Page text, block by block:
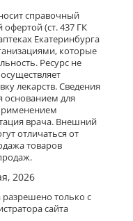
справочный
офертой (ст. 437 ГК
Екатеринбурга
которые
Ресурс не
лекарств. Сведения
основанием для
врача. Внешний
отличаться от
товаров
2026
разрешено только с
сайта